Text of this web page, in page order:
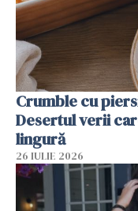
Crumble cu
Desertul verii
lingură
26 IULIE 2026